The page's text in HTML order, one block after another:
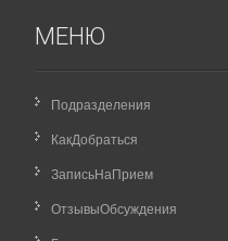
МЕНЮ
Подразделения
КакДобраться
ЗаписьНаПрием
ОтзывыОбсуждения